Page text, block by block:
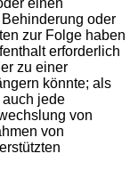
oder
zur Folge haben
erforderlich
zu einer
könnte; als
jede
von
von